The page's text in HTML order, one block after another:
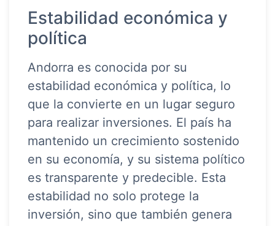
Estabilidad económica y
política
Andorra es conocida por su
estabilidad económica y política, lo
que la convierte en un lugar seguro
para realizar inversiones. El país ha
mantenido un crecimiento sostenido
en su economía, y su sistema político
es transparente y predecible. Esta
estabilidad no solo protege la
inversión, sino que también genera